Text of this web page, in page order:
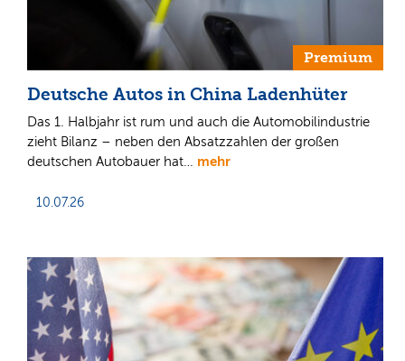
Premium
Deutsche Autos in China Ladenhüter
Das 1. Halbjahr ist rum und auch die Automobilindustrie
zieht Bilanz – neben den Absatzzahlen der großen
deutschen Autobauer hat… mehr
10.07.26